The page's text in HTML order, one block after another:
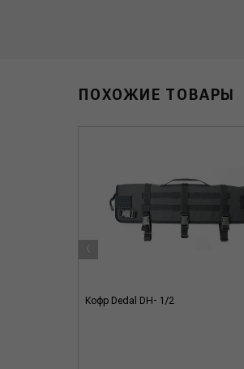
ПОХОЖИЕ ТОВАРЫ
Кофр Dedal DH- 1/2
‹